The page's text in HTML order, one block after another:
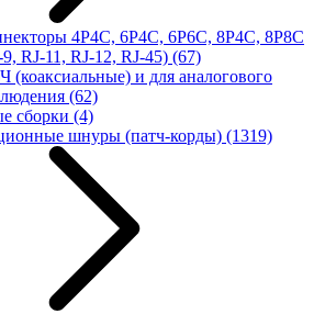
4P4C, 6P4C, 6P6C, 8P4C, 8P8C
RJ-11, RJ-12, RJ-45) (67)
(коаксиальные) и для аналогового
(62)
сборки (4)
шнуры (патч-корды) (1319)